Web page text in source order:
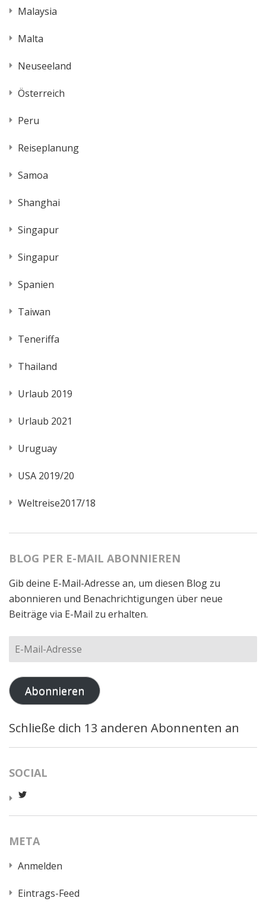
Malaysia
Malta
Neuseeland
Österreich
Peru
Reiseplanung
Samoa
Shanghai
Singapur
Singapur
Spanien
Taiwan
Teneriffa
Thailand
Urlaub 2019
Urlaub 2021
Uruguay
USA 2019/20
Weltreise2017/18
BLOG PER E-MAIL ABONNIEREN
Gib deine E-Mail-Adresse an, um diesen Blog zu
abonnieren und Benachrichtigungen über neue
Beiträge via E-Mail zu erhalten.
E-
Adresse
Abonnieren
Schließe dich 13 anderen Abonnenten an
SOCIAL
worldcatred
anzeigen
META
Anmelden
Eintrags-Feed